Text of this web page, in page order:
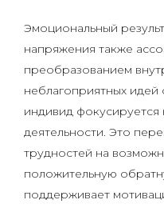
Эмоциональный
напряжения также
преобразованием
неблагоприятных
индивид фокусируется
деятельности. Это
трудностей на
положительную
поддерживает